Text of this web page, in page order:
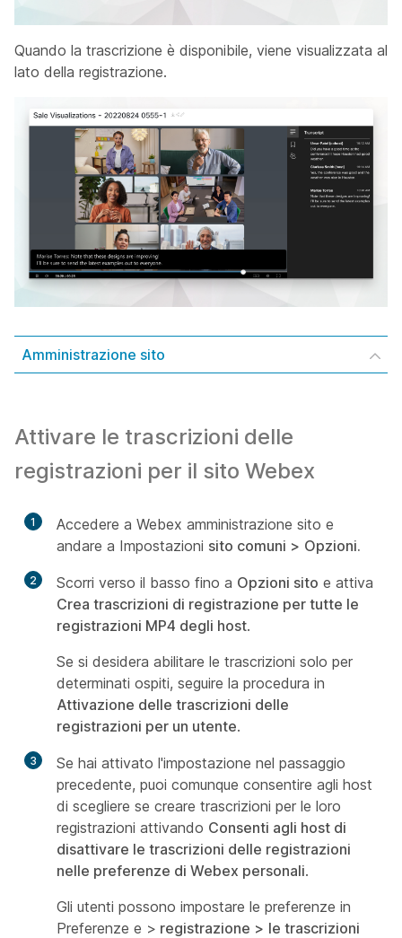
Quando la trascrizione è disponibile, viene visualizzata al
lato della registrazione.
Amministrazione sito
Attivare le trascrizioni delle
registrazioni per il sito Webex
1
Accedere a Webex amministrazione sito e
andare a Impostazioni sito comuni > Opzioni.
2 Scorri verso il basso fino a Opzioni sito e attiva
Crea trascrizioni di registrazione per tutte le
registrazioni MP4 degli host.
Se si desidera abilitare le trascrizioni solo per
determinati ospiti, seguire la procedura in
Attivazione delle trascrizioni delle
registrazioni per un utente.
3
Se hai attivato l'impostazione nel passaggio
precedente, puoi comunque consentire agli host
di scegliere se creare trascrizioni per le loro
registrazioni attivando Consenti agli host di
disattivare le trascrizioni delle registrazioni
nelle preferenze di Webex personali.
Gli utenti possono impostare le preferenze in
Preferenze e > registrazione > le trascrizioni